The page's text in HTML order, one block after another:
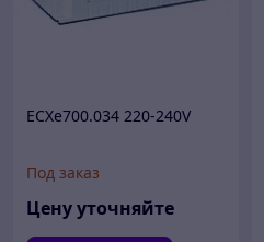
ECXe700.034 220-240V
Под заказ
Цену уточняйте